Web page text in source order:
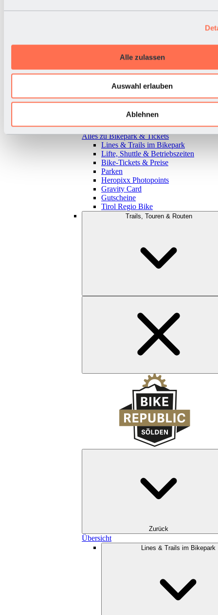
Alle zulassen
Auswahl erlauben
Ablehnen
Zurück
Alles zu Bikepark & Tickets
Lines & Trails im Bikepark
Lifte, Shuttle & Betriebszeiten
Bike-Tickets & Preise
Parken
Heropixx Photopoints
Gravity Card
Gutscheine
Tirol Regio Bike
Trails, Touren & Routen
Zurück
Übersicht
Lines & Trails im Bikepark